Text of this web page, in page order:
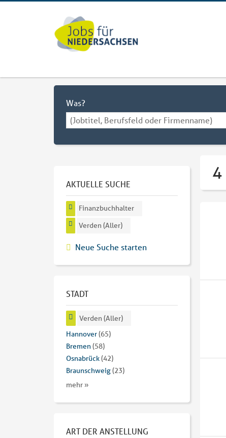
Was?
4
AKTUELLE SUCHE
Finanzbuchhalter
Verden (Aller)
Neue Suche starten
STADT
Verden (Aller)
Hannover(65)
Bremen(58)
Osnabrück(42)
Braunschweig(23)
mehr »
ART DER ANSTELLUNG